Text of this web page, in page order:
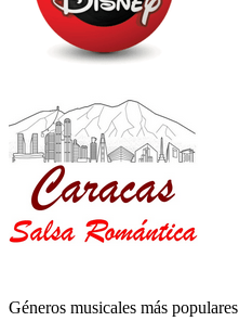
Géneros musicales más populares